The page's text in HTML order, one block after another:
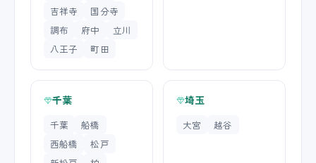
吉祥寺
国分寺
調布
府中
立川
八王子
町田
千葉
千葉
船橋
西船橋
松戸
埼玉
大宮 越谷